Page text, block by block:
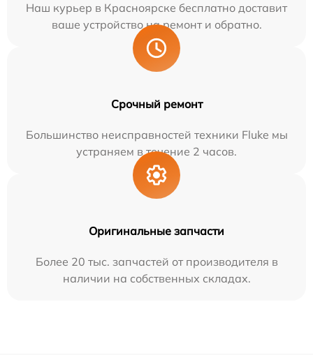
Наш курьер в Красноярске бесплатно доставит
ваше устройство на ремонт и обратно.
Срочный ремонт
Большинство неисправностей техники Fluke мы
устраняем в течение 2 часов.
Оригинальные запчасти
Более 20 тыс. запчастей от производителя в
наличии на собственных складах.